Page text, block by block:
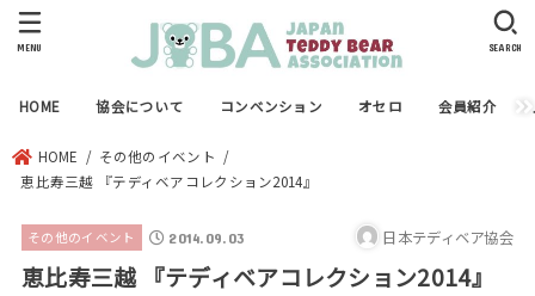
HOME 協会について コンベンション オセロ 会員紹介
SEARCH
MENU
HOME
その他のイベント
恵比寿三越 『テディベアコレクション2014』
その他のイベント 2014.09.03 日本テディベア協会
恵比寿三越 『テディベアコレクション2014』